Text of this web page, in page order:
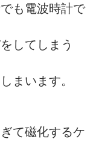
も電波時計で
してしまう
まいます。
て磁化するケ